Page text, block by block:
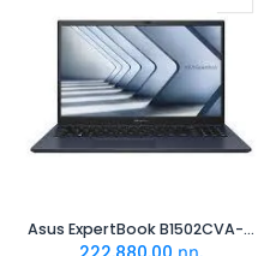
Asus ExpertBook B1502CVA-NJ3464W